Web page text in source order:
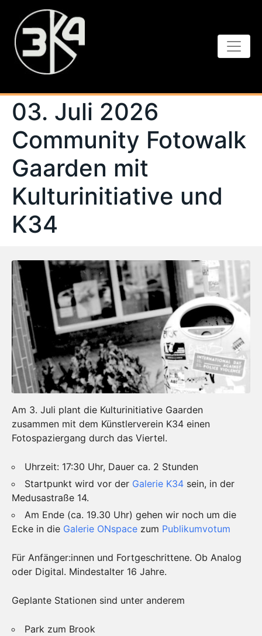
03. Juli 2026
Community Fotowalk
Gaarden mit
Kulturinitiative und
K34
Am 3. Juli plant die Kulturinitiative Gaarden
zusammen mit dem Künstlerverein K34 einen
Fotospaziergang durch das Viertel.
Uhrzeit: 17:30 Uhr, Dauer ca. 2 Stunden
Startpunkt wird vor der Galerie K34 sein, in der
Medusastraße 14.
Am Ende (ca. 19.30 Uhr) gehen wir noch um die
Ecke in die Galerie ONspace zum Publikumvotum
Für Anfänger:innen und Fortgeschrittene. Ob Analog
oder Digital. Mindestalter 16 Jahre.
Geplante Stationen sind unter anderem
Park zum Brook